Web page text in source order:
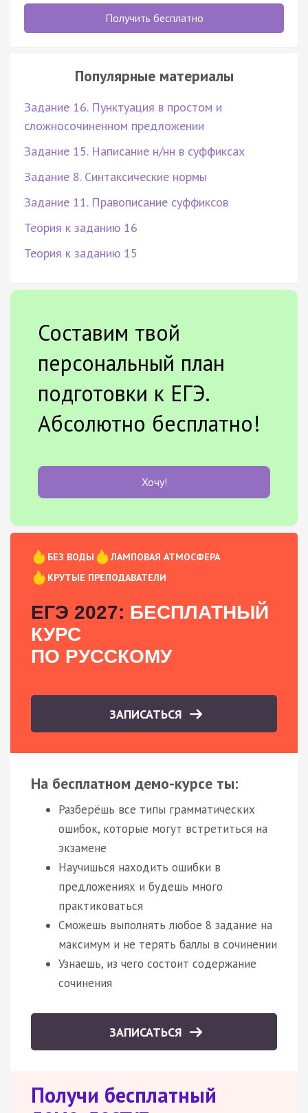
Получить бесплатно
Популярные материалы
Задание 16. Пунктуация в простом и
сложносочиненном предложении
Задание 15. Написание н/нн в суффиксах
Задание 8. Синтаксические нормы
Задание 11. Правописание суффиксов
Теория к заданию 16
Теория к заданию 15
Составим твой
персональный план
подготовки к ЕГЭ.
Абсолютно бесплатно!
Хочу!
БЕЗ ВОДЫ
ЛАМПОВАЯ АТМОСФЕРА
КРУТЫЕ ПРЕПОДАВАТЕЛИ
ЕГЭ 2027: БЕСПЛАТНЫЙ
КУРС
ПО РУССКОМУ
ЗАПИСАТЬСЯ
На бесплатном демо-курсе ты:
Разберёшь все типы грамматических
ошибок, которые могут встретиться на
экзамене
Научишься находить ошибки в
предложениях и будешь много
практиковаться
Сможешь выполнять любое 8 задание на
максимум и не терять баллы в сочинении
Узнаешь, из чего состоит содержание
сочинения
ЗАПИСАТЬСЯ
Получи бесплатный